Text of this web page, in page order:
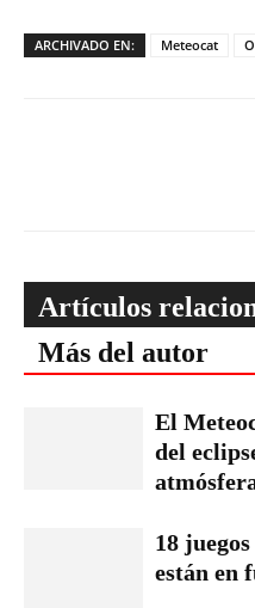
ARCHIVADO EN: Meteocat
Artículos
Más del autor
El
del
18
están en